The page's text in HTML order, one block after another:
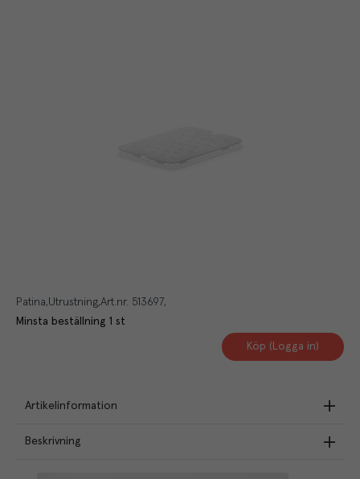
Patina Utrustning Art.nr. 513697
Minsta beställning 1 st
Köp (Logga in)
Artikelinformation
Beskrivning